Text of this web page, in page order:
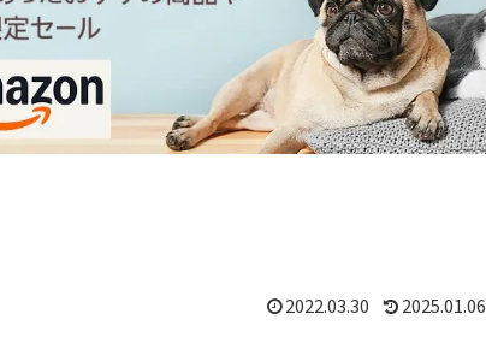
2022.03.30 2025.01.06